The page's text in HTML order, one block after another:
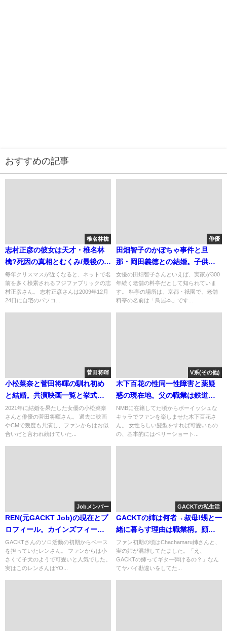
おすすめの記事
椎名林檎
志村正彦の彼女は天才・椎名林
檎?死因の真相とむくみ/最後の写
真(5ch)
毎年クリスマスが近くなると、ネットで名
前を多く検索されるフジファブリックの志
村正彦さん。 志村正彦さんは2009年12月
24日に自宅のパソコ...
俳優
田畑智子のかぼちゃ事件と旦
那・岡田義徳との結婚。子供と
実家の料亭
女優の田畑智子さんといえば、実家が300
年続く老舗の料亭だとして知られていま
す。 料亭の場所は、京都・祇園で、老舗
料亭の名前は「鳥居本」です...
菅田将暉
小松菜奈と菅田将暉の馴れ初め
と結婚。共演映画一覧と挙式・
子供
2021年に結婚を果たした女優の小松菜奈
さんと俳優の菅田将暉さん。 過去に映画
やCMで幾度も共演し、ファンからはお似
合いだと言われ続けていた...
V系(その他)
木下百花の性同一性障害と薬疑
惑の現在地。父の職業は鉄道関
係[画像]
NMBに在籍してた頃からボーイッシュな
キャラでファンを楽しませた木下百花さ
ん。 女性らしい髪型をすれば可愛いもの
の、基本的にはベリーショート...
Jobメンバー
REN(元GACKT Job)の現在とプ
ロフィール。カインズフィール
時代(画像)
GACKTさんのソロ活動の初期からベース
を担っていたレンさん。 ファンからは小
さくて子犬のようで可愛いと人気でした。
実はこのレンさんはYO...
GACKTの私生活
GACKTの姉は何者→叔母!甥と一
緒に暮らす理由は職業柄。顔は
美人(写真)
ファン初期の頃はChachamaru姉さんと、
実の姉が混雑してたました。「え、
GACKTの姉ってギター弾けるの？」なん
てヤバイ勘違いをしてた...